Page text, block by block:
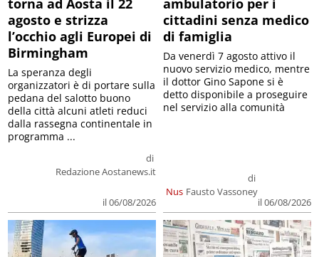
agosto e strizza
l’occhio agli Europei di
Birmingham
di
Redazione Aostanews.it
il 06/08/2026
La speranza degli
organizzatori è di portare sulla
pedana del salotto buono
della città alcuni atleti reduci
dalla rassegna continentale in
programma ...
cittadini senza medico
di famiglia
Nus
di
Fausto Vassoney
il 06/08/2026
Da venerdì 7 agosto attivo il
nuovo servizio medico, mentre
il dottor Gino Sapone si è
detto disponibile a proseguire
nel servizio alla comunità